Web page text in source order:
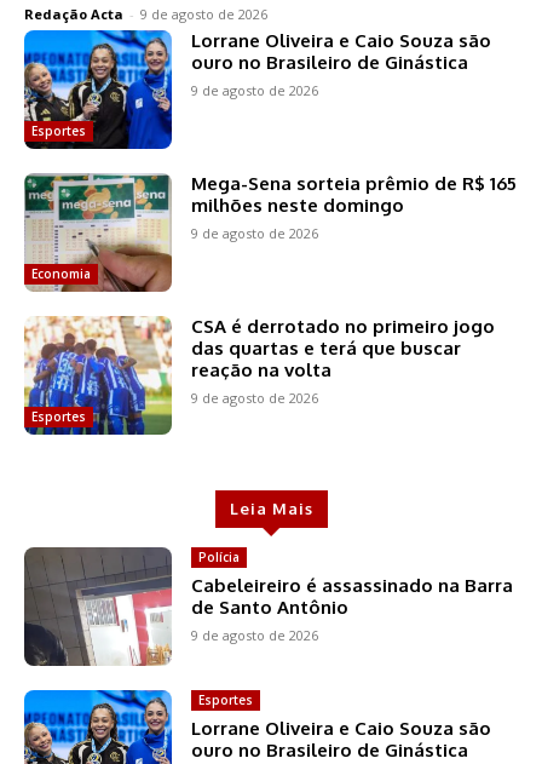
Redação Acta - 9 de agosto de 2026
Esportes
Lorrane Oliveira e Caio Souza são
ouro no Brasileiro de Ginástica
9 de agosto de 2026
Economia
Mega-Sena sorteia prêmio de R$ 165
milhões neste domingo
9 de agosto de 2026
Esportes
CSA é derrotado no primeiro jogo
das quartas e terá que buscar
reação na volta
9 de agosto de 2026
Leia Mais
Polícia
Cabeleireiro é assassinado na Barra
de Santo Antônio
9 de agosto de 2026
Esportes
Lorrane Oliveira e Caio Souza são
ouro no Brasileiro de Ginástica